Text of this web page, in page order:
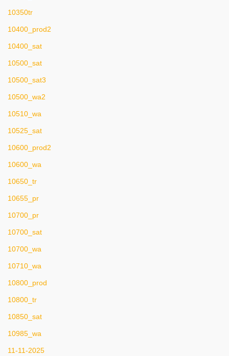
10350tr
10400_prod2
10400_sat
10500_sat
10500_sat3
10500_wa2
10510_wa
10525_sat
10600_prod2
10600_wa
10650_tr
10655_pr
10700_pr
10700_sat
10700_wa
10710_wa
10800_prod
10800_tr
10850_sat
10985_wa
11-11-2025